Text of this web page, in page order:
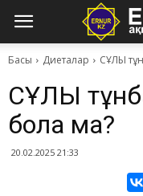
Басы Диеталар СҰЛЫ
СҰЛЫ
бола ма?
20.02.2025 21:33